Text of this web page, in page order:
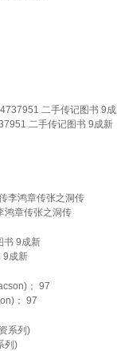
二手传记图书 9成新
鸿章传张之洞传
9成新
； 97
列)